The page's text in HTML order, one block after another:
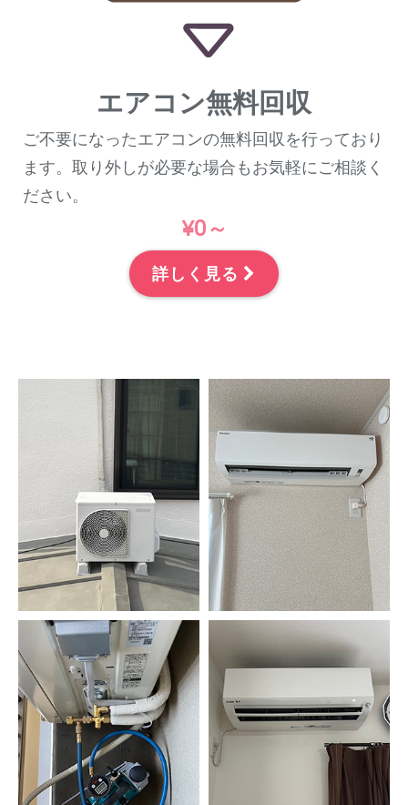
エアコン無料回収
ご不要になったエアコンの無料回収を行っており
ます。取り外しが必要な場合もお気軽にご相談く
ださい。
¥0～
詳しく見る